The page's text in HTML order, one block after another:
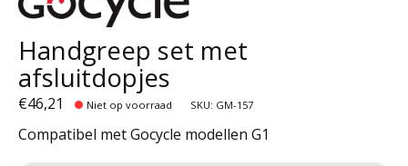
Handgreep set met
afsluitdopjes
€46,21 Niet op voorraad SKU: GM-157
Compatibel met Gocycle modellen G1